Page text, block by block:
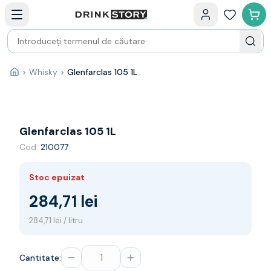
Bauturi fine — selectie
Produse Noi
Cosuri cadou
Pachete & Cadouri
Vin
Franta
Spania
Australia
Germania
Noua Zeelanda
Prosecco
Acasă
> Whisky > Glenfarclas 105 1L
Glenfarclas 105 1L
Cod: 210077
Stoc epuizat
284,71 lei
284,71 lei / litru
Cantitate: